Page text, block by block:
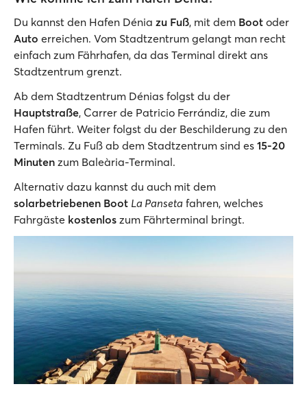
Du kannst den Hafen Dénia zu Fuß, mit dem Boot oder
Auto erreichen. Vom Stadtzentrum gelangt man recht
einfach zum Fährhafen, da das Terminal direkt ans
Stadtzentrum grenzt.
Ab dem Stadtzentrum Dénias folgst du der
Hauptstraße, Carrer de Patricio Ferrándiz, die zum
Hafen führt. Weiter folgst du der Beschilderung zu den
Terminals. Zu Fuß ab dem Stadtzentrum sind es 15-20
Minuten zum Baleària-Terminal.
Alternativ dazu kannst du auch mit dem
solarbetriebenen Boot La Panseta fahren, welches
Fahrgäste kostenlos zum Fährterminal bringt.